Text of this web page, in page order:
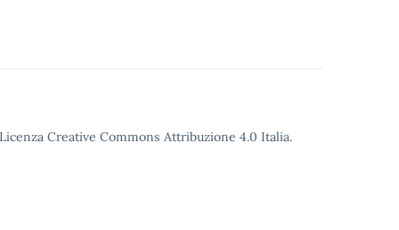
Creative Commons Attribuzione 4.0 Italia.